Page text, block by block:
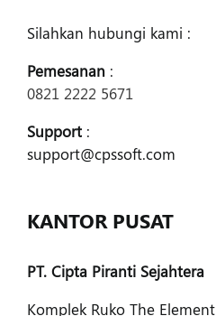
Silahkan hubungi kami :
Pemesanan:
0821 2222 5671
Support:
support@cpssoft.com
KANTOR PUSAT
PT. Cipta Piranti Sejahtera
Komplek Ruko The Element